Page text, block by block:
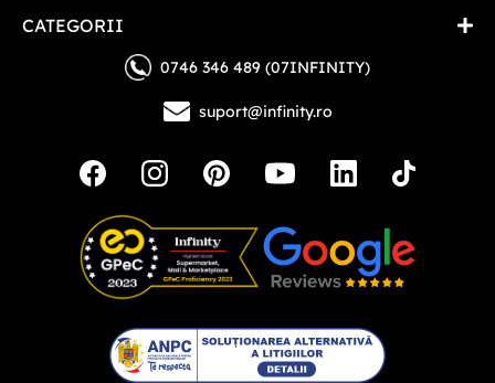
CATEGORII
0746 346 489 (07INFINITY)
suport@infinity.ro